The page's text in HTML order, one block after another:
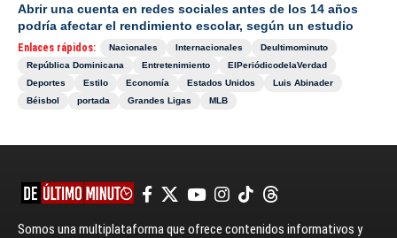
Abrir una cuenta en redes sociales antes de los 14 años
podría afectar el rendimiento escolar, según un estudio
Enlaces rápidos: Nacionales Internacionales
Deultimominuto
República Dominicana
Entretenimiento
ElPeriódicodelaVerdad
Deportes
Estilo Economía Estados Unidos
Luis Abinader
Béisbol
portada Grandes Ligas MLB
Somos una multiplataforma que ofrece contenidos informativos y